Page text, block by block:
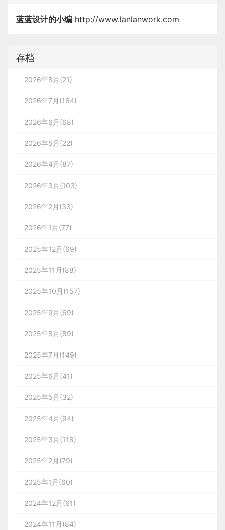
蓝蓝设计的小编 http://www.lanlanwork.com
存档
2026年8月(21)
2026年7月(164)
2026年6月(68)
2026年5月(22)
2026年4月(87)
2026年3月(103)
2026年2月(33)
2026年1月(77)
2025年12月(69)
2025年11月(88)
2025年10月(157)
2025年9月(69)
2025年8月(89)
2025年7月(149)
2025年6月(41)
2025年5月(32)
2025年4月(94)
2025年3月(118)
2025年2月(79)
2025年1月(60)
2024年12月(61)
2024年11月(84)